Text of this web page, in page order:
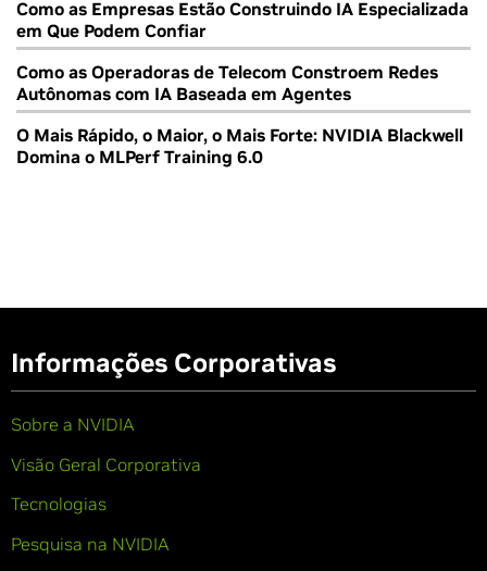
Como as Empresas Estão Construindo IA Especializada
em Que Podem Confiar
Como as Operadoras de Telecom Constroem Redes
Autônomas com IA Baseada em Agentes
O Mais Rápido, o Maior, o Mais Forte: NVIDIA Blackwell
Domina o MLPerf Training 6.0
Informações Corporativas
Sobre a NVIDIA
Visão Geral Corporativa
Tecnologias
Pesquisa na NVIDIA